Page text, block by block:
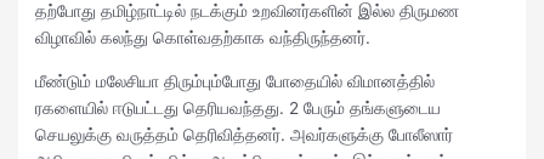
தற்போது தமிழ்நாட்டில் நடக்கும் உறவினர்களின் இல்ல திருமண
விழாவில் கலந்து கொள்வதற்காக வந்திருந்தனர்.
மீண்டும் மலேசியா திரும்பும்போது போதையில் விமானத்தில்
ரகளையில் ஈடுபட்டது தெரியவந்தது. 2 பேரும் தங்களுடைய
செயலுக்கு வருத்தம் தெரிவித்தனர். அவர்களுக்கு போலீஸார்